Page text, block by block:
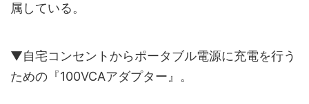
属している。
▼自宅コンセントからポータブル電源に充電を行う
ための『100VCAアダプター』。